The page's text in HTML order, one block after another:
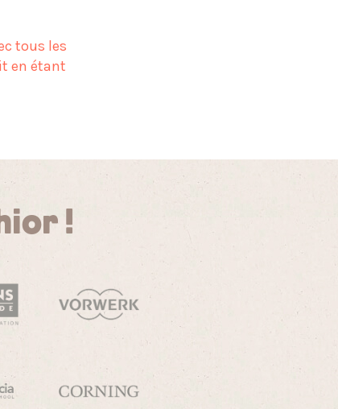
tous les
en étant
!